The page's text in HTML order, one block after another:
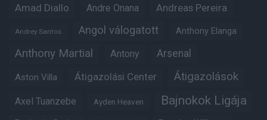
Amad Diallo Andre Onana Andreas Pereira
Andrey Santos Angol válogatott Anthony Elanga
Anthony Martial Antony Arsenal
Aston Villa Átigazolási Center Átigazolások
Axel Tuanzebe Ayden Heaven Bajnokok Ligája